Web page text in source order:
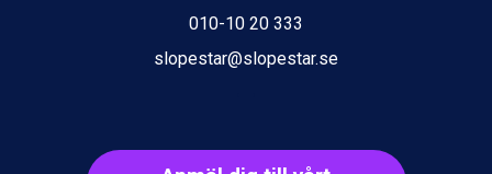
Ponte di Legno från 7.395 kr.
Bad Gastein från 6.295 kr.
Sauze dOulx från 6.145 kr.
Cervinia från 8.245 kr.
010-10 20 333
slopestar@slopestar.se